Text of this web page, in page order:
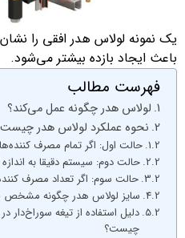
یک نمونه لولاس هدر افقی را
باعث ایجاد بازده بیشتر می‌شود.
فهرست مطالب
لولاس هدر چگونه عمل می‌کند؟
نحوه عملکرد لولاس هدر
حالت اول: اگر تمام مصرف
حالت دوم: سیستم دقیقا به
حالت سوم: اگر تعداد مصرف
سایز لولاس هدر چگونه مشخص
دلیل استفاده از تیغه سوراخ‌دار
چیست؟